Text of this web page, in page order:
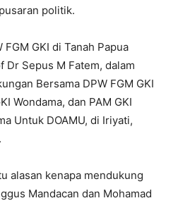
politik.
GKI di Tanah Papua
Dr Sepus M Fatem, dalam
Bersama DPW FGM GKI
Wondama, dan PAM GKI
Untuk DOAMU, di Iriyati,
alasan kenapa mendukung
Mandacan dan Mohamad